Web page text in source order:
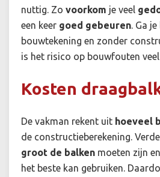
nuttig. Zo voorkom je veel
een keer goed gebeuren. Ga
bouwtekening en zonder
is het risico op bouwfouten
Kosten
De vakman rekent uit hoeveel
de constructieberekening.
groot de balken moeten zijn
het beste kan gebruiken.